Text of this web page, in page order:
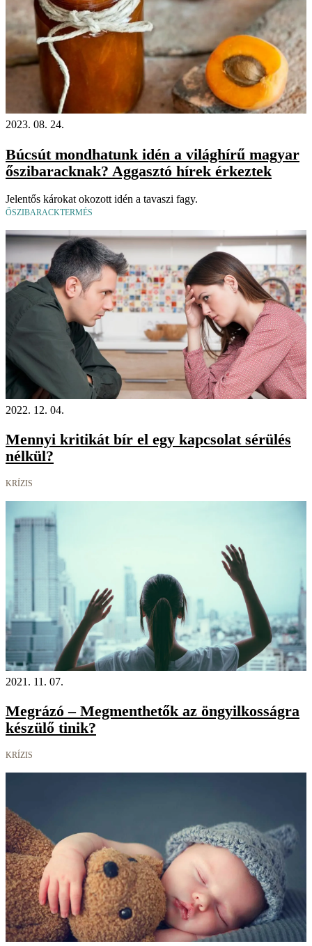
2023. 08. 24.
Búcsút mondhatunk idén a világhírű magyar
őszibaracknak? Aggasztó hírek érkeztek
Jelentős károkat okozott idén a tavaszi fagy.
ŐSZIBARACKTERMÉS
2022. 12. 04.
Mennyi kritikát bír el egy kapcsolat sérülés
nélkül?
KRÍZIS
2021. 11. 07.
Megrázó – Megmenthetők az öngyilkosságra
készülő tinik?
KRÍZIS